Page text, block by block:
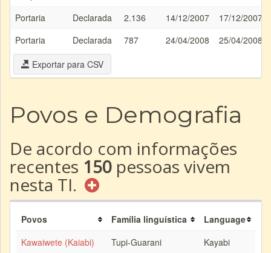
Portaria
Declarada 2.136 14/12/2007
17/12/2007
Portaria
Declarada 787 24/04/2008
25/04/2008
Exportar para CSV
Povos e Demografia
De acordo com informações
recentes 150 pessoas vivem
nesta TI.
Povos Família linguística
Language
Kawaiwete (Kaiabi)
Tupi-Guarani
Kayabi